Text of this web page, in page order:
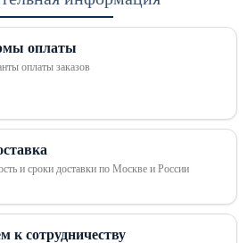
оплаты
оплаты заказов
и сроки доставки по Москве и России
к сотрудничеству